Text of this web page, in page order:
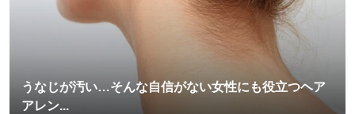
うなじが汚い…そんな自信がない女性にも役立つヘア
アレン...